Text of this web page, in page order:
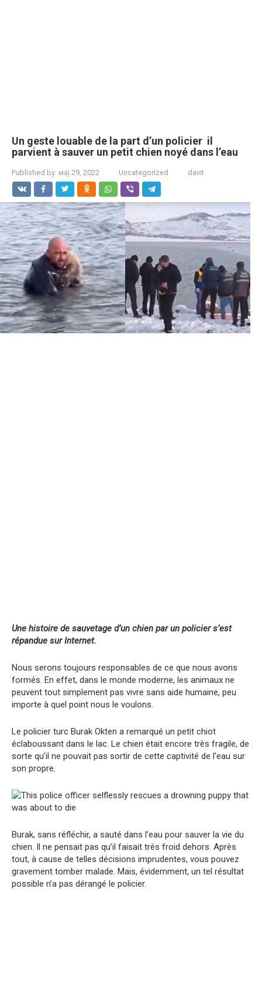
Un geste louable de la part d’un policier il
parvient à sauver un petit chien noyé dans l’eau
Published by: мај 29, 2022 Uncategorized davit
Une histoire de sauvetage d’un chien par un policier s’est
répandue sur Internet.
Nous serons toujours responsables de ce que nous avons
formés. En effet, dans le monde moderne, les animaux ne
peuvent tout simplement pas vivre sans aide humaine, peu
importe à quel point nous le voulons.
Le policier turc Burak Okten a remarqué un petit chiot
éclaboussant dans le lac. Le chien était encore très fragile, de
sorte qu’il ne pouvait pas sortir de cette captivité de l’eau sur
son propre.
Burak, sans réfléchir, a sauté dans l’eau pour sauver la vie du
chien. Il ne pensait pas qu’il faisait très froid dehors. Après
tout, à cause de telles décisions imprudentes, vous pouvez
gravement tomber malade. Mais, évidemment, un tel résultat
possible n’a pas dérangé le policier.